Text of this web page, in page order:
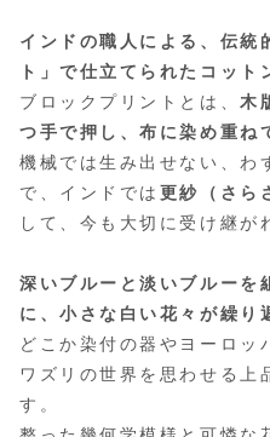
インドの職人による、伝統
ト」で仕立てられたコット
ブロックプリントとは、木
つ手で押し、布に染め重ね
機械では生み出せない、わ
で、インドでは 更紗（さら
して、今も大切に受け継が
深いブルーと淡いブルーを
に、小さな白い花々が繰り
どこか染付の器やヨーロッ
ワズリの世界を思わせる上
す。